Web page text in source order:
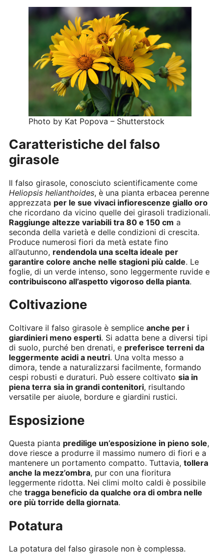
Photo by Kat Popova – Shutterstock
Caratteristiche del falso
girasole
Il falso girasole, conosciuto scientificamente come
Heliopsis helianthoides, è una pianta erbacea perenne
apprezzata per le sue vivaci infiorescenze giallo oro
che ricordano da vicino quelle dei girasoli tradizionali.
Raggiunge altezze variabili tra 80 e 150 cm a
seconda della varietà e delle condizioni di crescita.
Produce numerosi fiori da metà estate fino
all’autunno, rendendola una scelta ideale per
garantire colore anche nelle stagioni più calde. Le
foglie, di un verde intenso, sono leggermente ruvide e
contribuiscono all’aspetto vigoroso della pianta.
Coltivazione
Coltivare il falso girasole è semplice anche per i
giardinieri meno esperti. Si adatta bene a diversi tipi
di suolo, purché ben drenati, e preferisce terreni da
leggermente acidi a neutri. Una volta messo a
dimora, tende a naturalizzarsi facilmente, formando
cespi robusti e duraturi. Può essere coltivato sia in
piena terra sia in grandi contenitori, risultando
versatile per aiuole, bordure e giardini rustici.
Esposizione
Questa pianta predilige un’esposizione in pieno sole,
dove riesce a produrre il massimo numero di fiori e a
mantenere un portamento compatto. Tuttavia, tollera
anche la mezz’ombra, pur con una fioritura
leggermente ridotta. Nei climi molto caldi è possibile
che tragga beneficio da qualche ora di ombra nelle
ore più torride della giornata.
Potatura
La potatura del falso girasole non è complessa.